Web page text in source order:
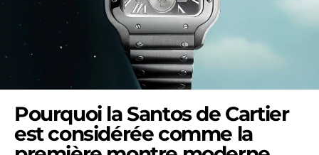
Pourquoi la Santos de Cartier
est considérée comme la